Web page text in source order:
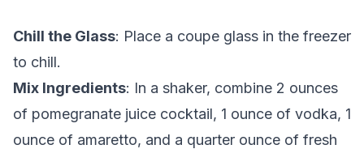
Chill the Glass: Place a coupe glass in the freezer
to chill.
Mix Ingredients: In a shaker, combine 2 ounces
of pomegranate juice cocktail, 1 ounce of vodka, 1
ounce of amaretto, and a quarter ounce of fresh